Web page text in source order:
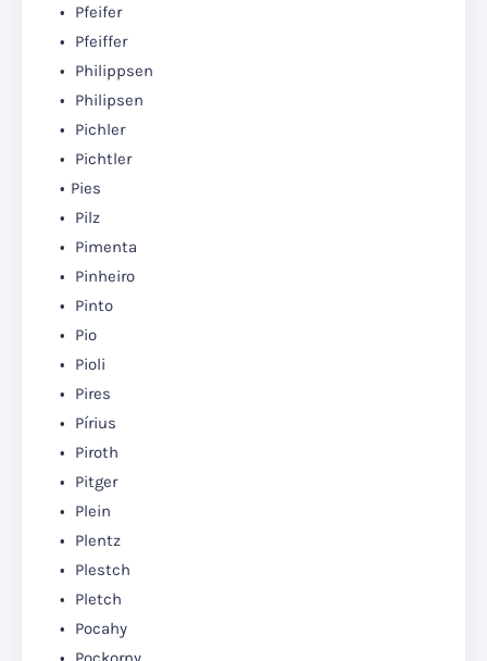
Pfeifer
Pfeiffer
Philippsen
Philipsen
Pichler
Pichtler
Pies
Pilz
Pimenta
Pinheiro
Pinto
Pio
Pioli
Pires
Pírius
Piroth
Pitger
Plein
Plentz
Plestch
Pletch
Pocahy